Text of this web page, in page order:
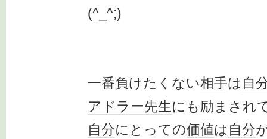
(^_^;)
一番負けたくない相手は 自
アドラー先生にも励まされ
自分にとっての価値は 自分